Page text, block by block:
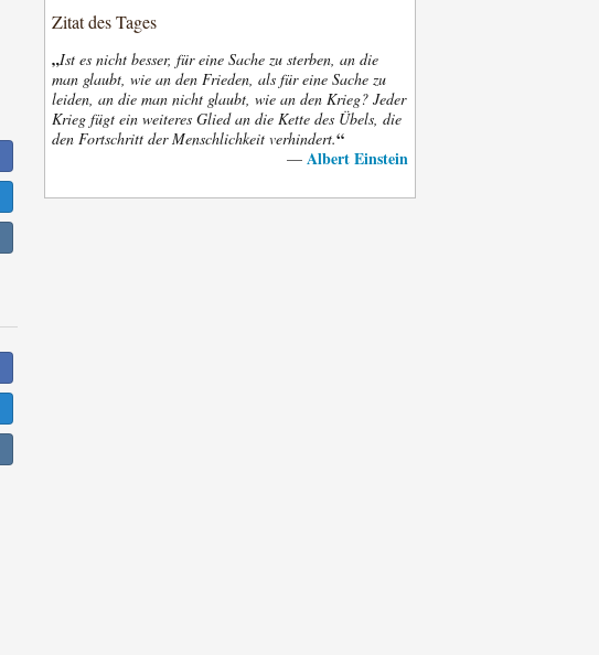
Zitat des Tages
„Ist es nicht besser, für eine Sache zu sterben, an die
man glaubt, wie an den Frieden, als für eine Sache zu
leiden, an die man nicht glaubt, wie an den Krieg? Jeder
Krieg fügt ein weiteres Glied an die Kette des Übels, die
den Fortschritt der Menschlichkeit verhindert.“
— Albert Einstein